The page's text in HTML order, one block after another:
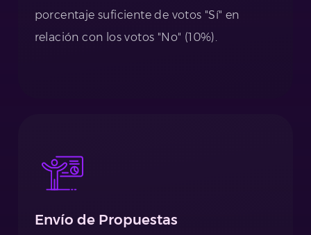
porcentaje suficiente de votos "Sí" en
relación con los votos "No" (10%).
Envío de Propuestas